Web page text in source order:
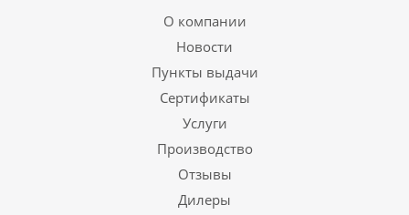
О компании
Новости
Пункты выдачи
Сертификаты
Услуги
Производство
Отзывы
Дилеры